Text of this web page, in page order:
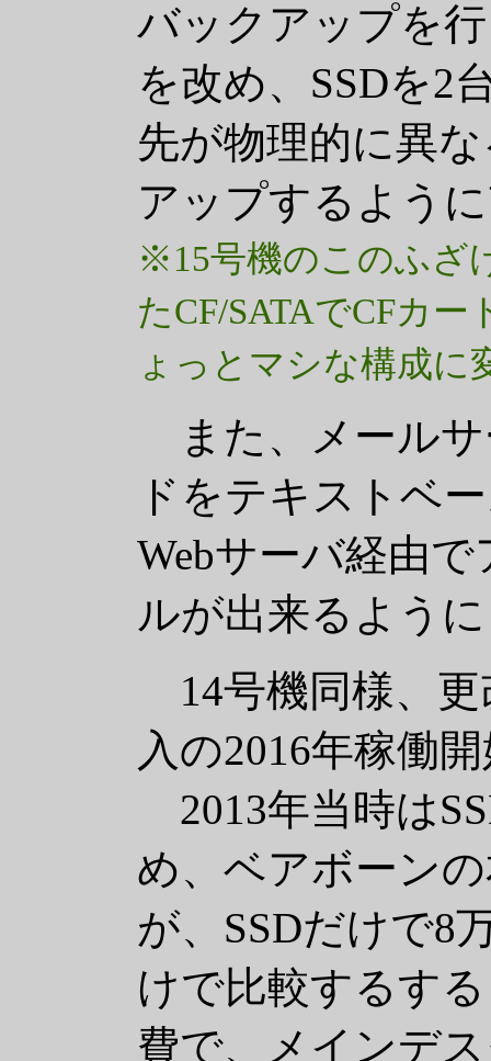
バックアップを
を改め、SSDを2
先が物理的に異
アップするよう
※15号機のこのふざ
たCF/SATAでCFカ
ょっとマシな構成に
また、メールサ
ドをテキストベ
Webサーバ経由
ルが出来るよう
14号機同様、更
入の2016年稼働
2013年当時は
め、ベアボーン
が、SSDだけで8
けで比較するす
費で、メインデ